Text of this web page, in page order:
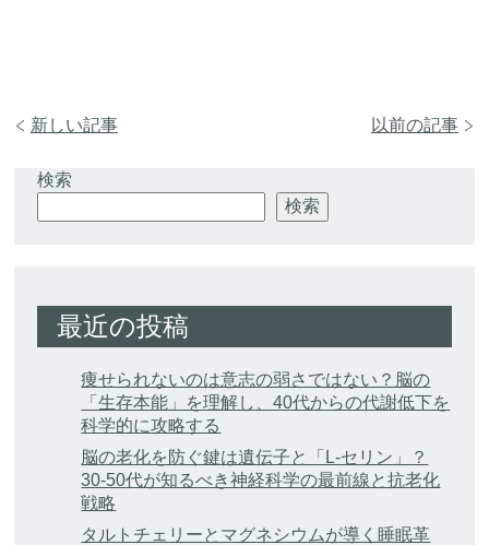
以前の記事
新しい記事
検索
検索
最近の投稿
痩せられないのは意志の弱さではない？脳の
「生存本能」を理解し、40代からの代謝低下を
科学的に攻略する
脳の老化を防ぐ鍵は遺伝子と「L-セリン」？
30-50代が知るべき神経科学の最前線と抗老化
戦略
タルトチェリーとマグネシウムが導く睡眠革